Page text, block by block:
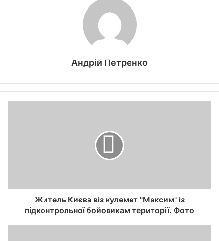
Андрій Петренко
Житель Києва віз кулемет "Максим" із
підконтрольної бойовикам території. Фото